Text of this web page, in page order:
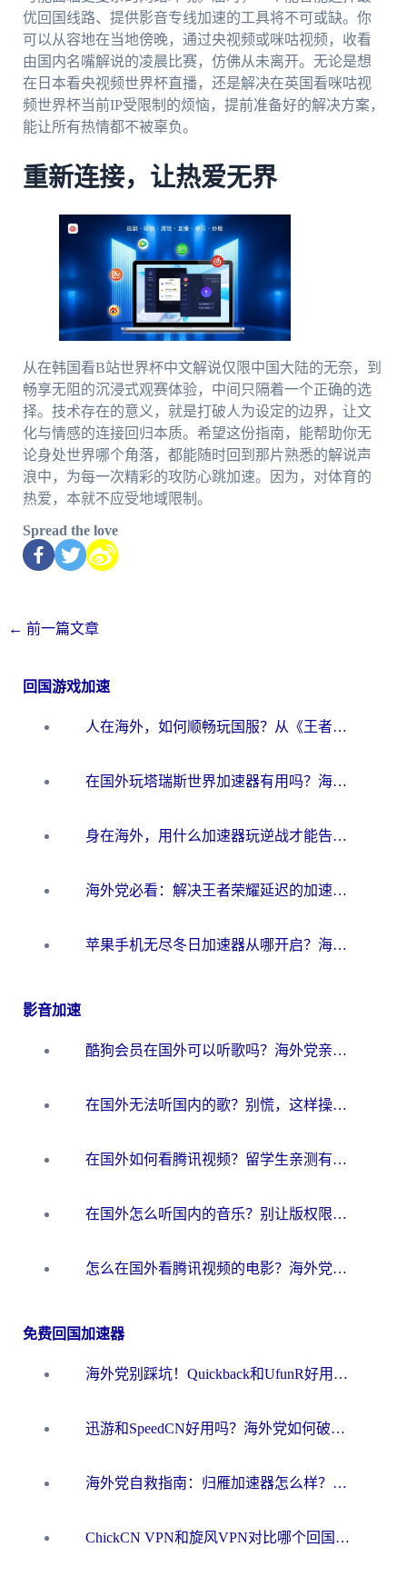
优回国线路、提供影音专线加速的工具将不可或缺。你
可以从容地在当地傍晚，通过央视频或咪咕视频，收看
由国内名嘴解说的凌晨比赛，仿佛从未离开。无论是想
在日本看央视频世界杯直播，还是解决在英国看咪咕视
频世界杯当前IP受限制的烦恼，提前准备好的解决方案，
能让所有热情都不被辜负。
重新连接，让热爱无界
从在韩国看B站世界杯中文解说仅限中国大陆的无奈，到
畅享无阻的沉浸式观赛体验，中间只隔着一个正确的选
择。技术存在的意义，就是打破人为设定的边界，让文
化与情感的连接回归本质。希望这份指南，能帮助你无
论身处世界哪个角落，都能随时回到那片熟悉的解说声
浪中，为每一次精彩的攻防心跳加速。因为，对体育的
热爱，本就不应受地域限制。
Spread the love
← 前一篇文章
回国游戏加速
人在海外，如何顺畅玩国服？从《王者荣耀》到《云图计划》的加速器终极指南
在国外玩塔瑞斯世界加速器有用吗？海外玩家亲测后的真实答案
身在海外，用什么加速器玩逆战才能告别延迟？
海外党必看：解决王者荣耀延迟的加速器终极指南——从EVE到猫和老鼠，一个工具全搞定
苹果手机无尽冬日加速器从哪开启？海外玩家的冬日生存指南
影音加速
酷狗会员在国外可以听歌吗？海外党亲测有效：3步解决音乐权限难题
在国外无法听国内的歌？别慌，这样操作就能畅听QQ音乐（附亲测加速器推荐）
在国外如何看腾讯视频？留学生亲测有效的回国加速方案
在国外怎么听国内的音乐？别让版权限制断了你的华语歌单
怎么在国外看腾讯视频的电影？海外党亲测有效的回国加速指南
免费回国加速器
海外党别踩坑！Quickback和UfunR好用吗？选对回国加速器才能无缝刷国内资源
迅游和SpeedCN好用吗？海外党如何破解那道看不见的墙
海外党自救指南：归雁加速器怎么样？教你避开坑实现国内资源无缝访问
ChickCN VPN和旋风VPN对比哪个回国效果更好？海外用户的选择困境与出路